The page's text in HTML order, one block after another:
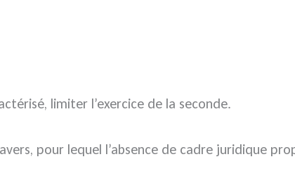
limiter l’exercice de la seconde.
pour lequel l’absence de cadre juridique